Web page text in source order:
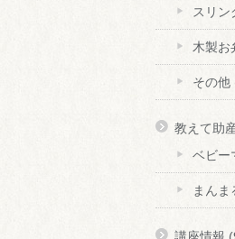
スリン
木製お
その他
教えて助
ベビー
まんま